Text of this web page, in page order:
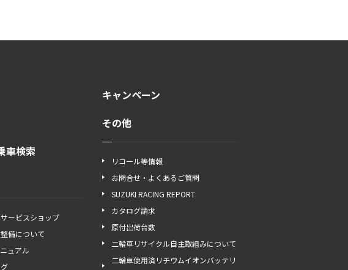
車検索
ービスショップ
備について
ュアル
キャンペーン
その他
リコール等情報
お問合せ・よくあるご質問
SUZUKI RACING REPORT
カタログ請求
原付出荷台数
二輪車リサイクル自主取組みについて
二輪車使用済リチウムイオンバッテリ